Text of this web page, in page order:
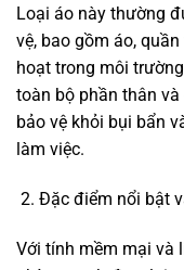
Loại áo này thường
vệ, bao gồm áo,
hoạt trong môi
toàn bộ phần thân
bảo vệ khỏi bụi bẩn
làm việc.
Đặc điểm nổi bật
Với tính mềm mại và